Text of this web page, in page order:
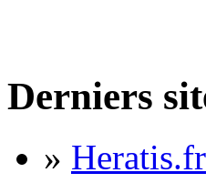
Derniers
» Heratis.fr